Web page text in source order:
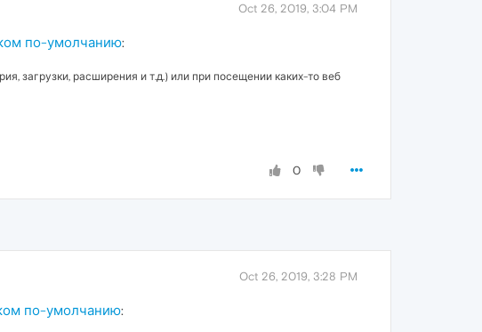
Oct 26, 2019, 3:04 PM
по-умолчанию:
загрузки, расширения и т.д.) или при посещении каких-то веб
0
Oct 26, 2019, 3:28 PM
по-умолчанию: